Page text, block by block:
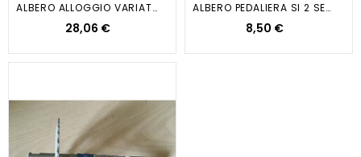
ALBERO ALLOGGIO VARIATORE SI...
28,06 €
ALBERO PEDALIERA SI 2 SERIE Z26...
8,50 €